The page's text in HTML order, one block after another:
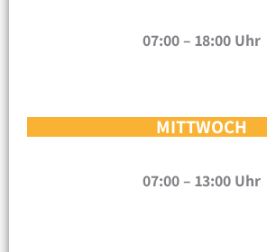
07:00 – 18:00 Uhr
MITTWOCH
07:00 – 13:00 Uhr